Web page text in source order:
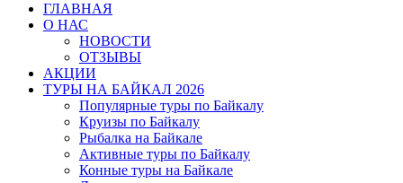
ГЛАВНАЯ
О НАС
НОВОСТИ
ОТЗЫВЫ
АКЦИИ
ТУРЫ НА БАЙКАЛ 2026
Популярные туры по Байкалу
Круизы по Байкалу
Рыбалка на Байкале
Активные туры по Байкалу
Конные туры на Байкале